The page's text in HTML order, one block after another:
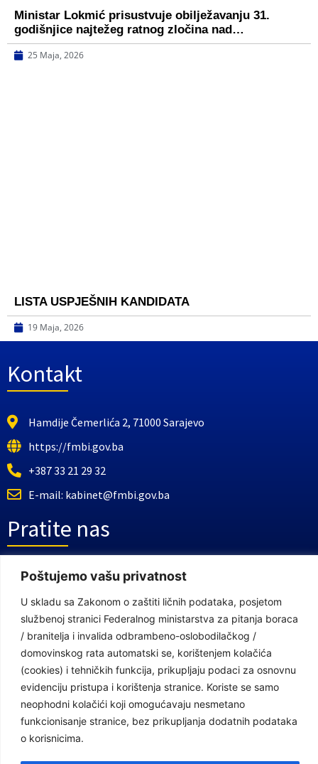
Poštujemo vašu privatnost
U skladu sa Zakonom o zaštiti ličnih podataka, posjetom
službenoj stranici Federalnog ministarstva za pitanja boraca
/ branitelja i invalida odbrambeno-oslobodilačkog /
domovinskog rata automatski se, korištenjem kolačića
(cookies) i tehničkih funkcija, prikupljaju podaci za osnovnu
evidenciju pristupa i korištenja stranice. Koriste se samo
neophodni kolačići koji omogućavaju nesmetano
funkcionisanje stranice, bez prikupljanja dodatnih podataka
o korisnicima.
Ministar Lokmić prisustvuje obilježavanju 31.
godišnjice najtežeg ratnog zločina nad…
25 Maja, 2026
LISTA USPJEŠNIH KANDIDATA
19 Maja, 2026
Kontakt
Hamdije Čemerlića 2, 71000 Sarajevo
https://fmbi.gov.ba
+387 33 21 29 32
E-mail: kabinet@fmbi.gov.ba
Pratite nas
Facebook Stranica
Youtube Kanal
Linkovi
Vlada Federacije Bosne i Hercegovine
Federalno ministarstvo finansija
Federalni zavod za penzijsko i invalidsko osiguranje